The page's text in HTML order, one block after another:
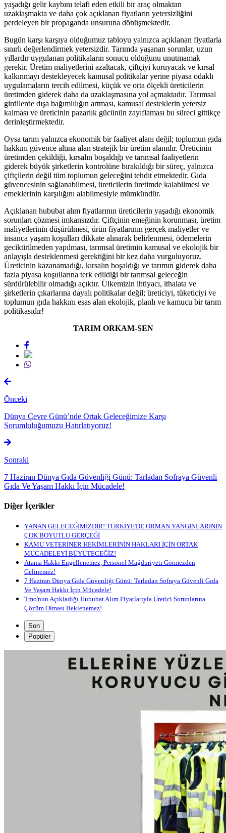
yaşadığı gelir kaybını telafi eden etkili bir araç olmaktan
uzaklaşmakta ve daha çok açıklanan fiyatların yetersizliğini
perdeleyen bir propaganda unsuruna dönüşmektedir.
Bugün karşı karşıya olduğumuz tabloyu yalnızca açıklanan fiyatlarla
sınırlı değerlendirmek yetersizdir. Tarımda yaşanan sorunlar, uzun
yıllardır uygulanan politikaların sonucu olduğunu unutmamak
gerekir. Üretim maliyetlerini azaltacak, çiftçiyi koruyacak ve kırsal
kalkınmayı destekleyecek kamusal politikalar yerine piyasa odaklı
uygulamaların tercih edilmesi, küçük ve orta ölçekli üreticilerin
üretimden giderek daha da uzaklaşmasına yol açmaktadır. Tarımsal
girdilerde dışa bağımlılığın artması, kamusal desteklerin yetersiz
kalması ve üreticinin pazarlık gücünün zayıflaması bu süreci gittikçe
derinleştirmektedir.
Oysa tarım yalnızca ekonomik bir faaliyet alanı değil; toplumun gıda
hakkını güvence altına alan stratejik bir üretim alanıdır. Üreticinin
üretimden çekildiği, kırsalın boşaldığı ve tarımsal faaliyetlerin
giderek büyük şirketlerin kontrolüne bırakıldığı bir süreç, yalnızca
çiftçilerin değil tüm toplumun geleceğini tehdit etmektedir. Gıda
güvencesinin sağlanabilmesi, üreticilerin üretimde kalabilmesi ve
emeklerinin karşılığını alabilmesiyle mümkündür.
Açıklanan hububat alım fiyatlarının üreticilerin yaşadığı ekonomik
sorunları çözmesi imkansızdır. Çiftçinin emeğinin korunması, üretim
maliyetlerinin düşürülmesi, ürün fiyatlarının gerçek maliyetler ve
insanca yaşam koşulları dikkate alınarak belirlenmesi, ödemelerin
geciktirilmeden yapılması, tarımsal üretimin kamusal ve ekolojik bir
anlayışla desteklenmesi gerektiğini bir kez daha vurguluyoruz.
Üreticinin kazanamadığı, kırsalın boşaldığı ve tarımın giderek daha
fazla piyasa koşullarına terk edildiği bir tarımsal geleceğin
sürdürülebilir olmadığı açıktır. Ülkemizin ihtiyacı, ithalata ve
şirketlerin çıkarlarına dayalı politikalar değil; üreticiyi, tüketiciyi ve
toplumun gıda hakkını esas alan ekolojik, planlı ve kamucu bir tarım
politikasıdır!
TARIM ORKAM-SEN
Önceki
Dünya Çevre Günü’nde Ortak Geleceğimize Karşı
Sorumluluğumuzu Hatırlatıyoruz!
Sonraki
7 Haziran Dünya Gıda Güvenliği Günü: Tarladan Sofraya Güvenli
Gıda Ve Yaşam Hakkı İçin Mücadele!
Diğer İçerikler
YANAN GELECEĞİMİZDİR! TÜRKİYE'DE ORMAN YANGINLARININ
ÇOK BOYUTLU GERÇEĞİ
KAMU VETERİNER HEKİMLERİNİN HAKLARI İÇİN ORTAK
MÜCADELEYİ BÜYÜTECEĞİZ!
Atama Hakkı Engellenemez, Personel Mağduriyeti Görmezden
Gelinemez!
7 Haziran Dünya Gıda Güvenliği Günü: Tarladan Sofraya Güvenli Gıda
Ve Yaşam Hakkı İçin Mücadele!
Tmo'nun Açıkladığı Hububat Alım Fiyatlarıyla Üretici Sorunlarına
Çözüm Olması Beklenemez!
Son
Popüler